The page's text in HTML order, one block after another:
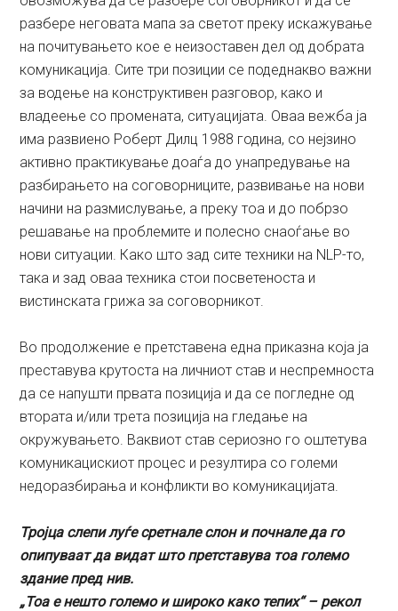
разбере неговата мапа за светот преку искажување
на почитувањето кое е неизоставен дел од добрата
комуникација. Сите три позиции се подеднакво важни
за водење на конструктивен разговор, како и
владеење со промената, ситуацијата. Оваа вежба ја
има развиено Роберт Дилц 1988 година, со нејзино
активно практикување доаѓа до унапредување на
разбирањето на соговорниците, развивање на нови
начини на размислување, а преку тоа и до побрзо
решавање на проблемите и полесно снаоѓање во
нови ситуации. Како што зад сите техники на NLP-то,
така и зад оваа техника стои посветеноста и
вистинската грижа за соговорникот.
Во продолжение е претставена една приказна која ја
преставува крутоста на личниот став и неспремноста
да се напушти првата позиција и да се погледне од
втората и/или трета позиција на гледање на
окружувањето. Ваквиот став сериозно го оштетува
комуникацискиот процес и резултира со големи
недоразбирања и конфликти во комуникацијата.
Тројца слепи луѓе сретнале слон и почнале да го
опипуваат да видат што претставува тоа големо
здание пред нив.
„Тоа е нешто големо и широко како тепих“ – рекол